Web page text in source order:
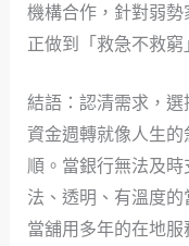
機構合作，針對弱
正做到「救急不救窮
結語：認清需求，選
資金週轉就像人生
順。當銀行無法及
法、透明、有溫度
當舖用多年的在地